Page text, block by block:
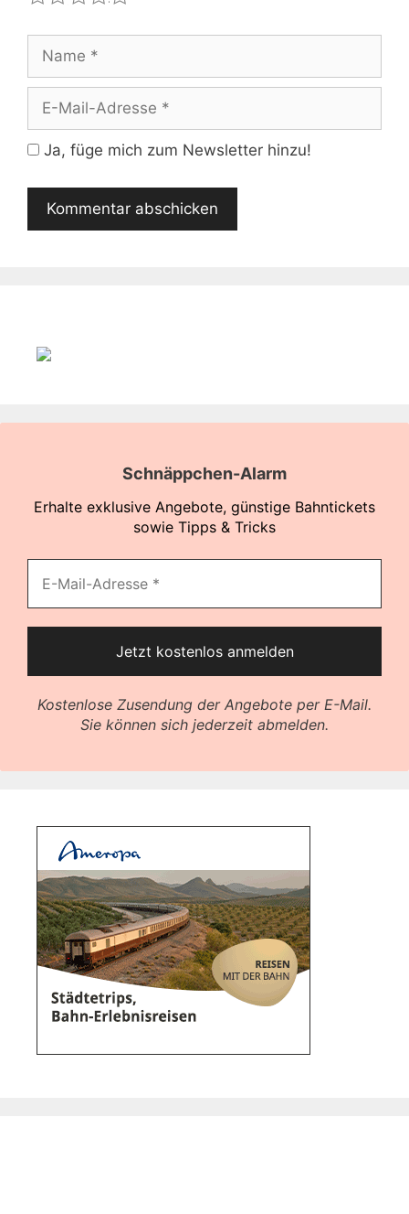
Mail-
Adresse
Ja, füge mich zum Newsletter hinzu!
Schnäppchen-Alarm
Erhalte exklusive Angebote, günstige Bahntickets
sowie Tipps & Tricks
Kostenlose Zusendung der Angebote per E-Mail.
Sie können sich jederzeit abmelden.